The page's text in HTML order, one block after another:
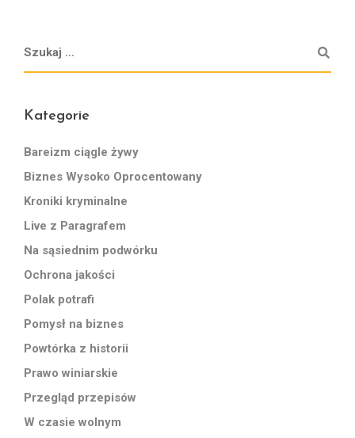
Kategorie
Bareizm ciągle żywy
Biznes Wysoko Oprocentowany
Kroniki kryminalne
Live z Paragrafem
Na sąsiednim podwórku
Ochrona jakości
Polak potrafi
Pomysł na biznes
Powtórka z historii
Prawo winiarskie
Przegląd przepisów
W czasie wolnym